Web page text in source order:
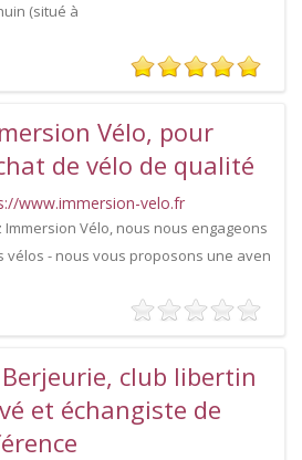
(situé à
Vélo, pour
de vélo de qualité
www.immersion-velo.fr
Immersion Vélo, nous nous engageons
vélos - nous vous proposons une aven
club libertin
et échangiste de